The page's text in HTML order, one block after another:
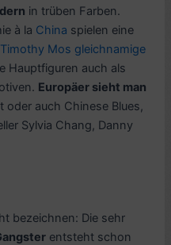
in trüben Farben.
à la China spielen eine
Timothy Mos gleichnamige
Hauptfiguren auch als
Europäer sieht man
oder auch Chinese Blues,
Sylvia Chang, Danny
bezeichnen: Die sehr
entsteht schon